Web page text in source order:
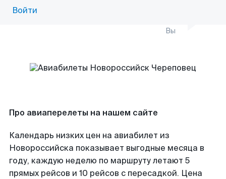
Войти
Вы
Про авиаперелеты на нашем сайте
Календарь низких цен на авиабилет из
Новороссийска показывает выгодные месяца в
году, каждую неделю по маршруту летают 5
прямых рейсов и 10 рейсов с пересадкой. Цена